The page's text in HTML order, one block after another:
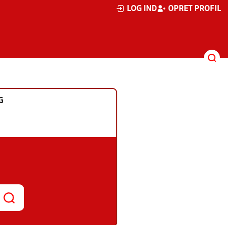
LOG IND OPRET PROFIL